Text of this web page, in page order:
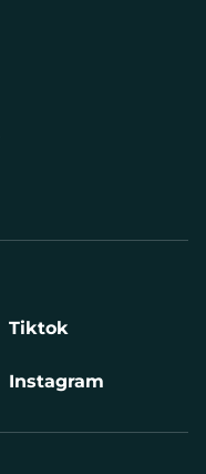
Tiktok
Instagram